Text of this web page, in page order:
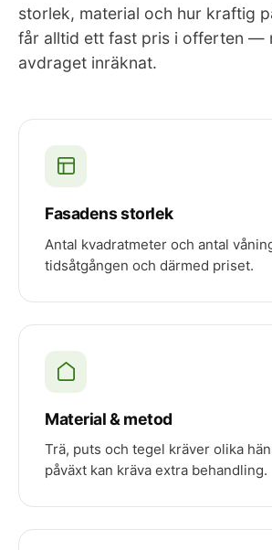
storlek, material och hur kraftig
får alltid ett fast pris i offerten —
avdraget inräknat.
Fasadens storlek
Antal kvadratmeter och antal
tidsåtgången och därmed priset.
Material & metod
Trä, puts och tegel kräver olika
påväxt kan kräva extra behandling.